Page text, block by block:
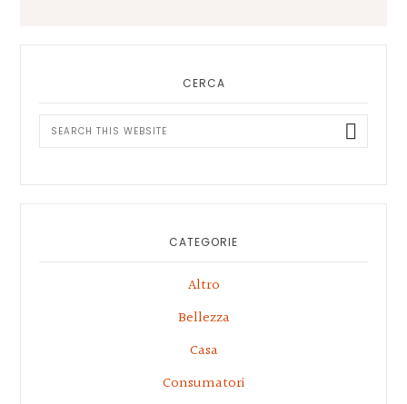
CERCA
Search
this
CATEGORIE
Altro
Bellezza
Casa
Consumatori